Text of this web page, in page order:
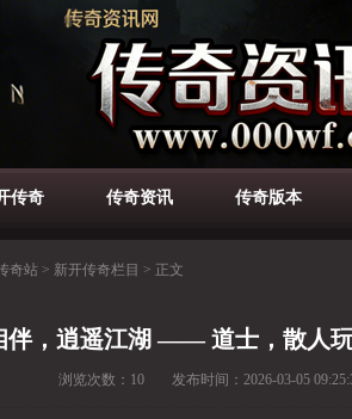
传奇 传奇资讯 传奇版本
奇站 > 新开传奇栏目 > 正文
伴，逍遥江湖 —— 道士，散人
浏览次数： 10 发布时间： 2026-03-05